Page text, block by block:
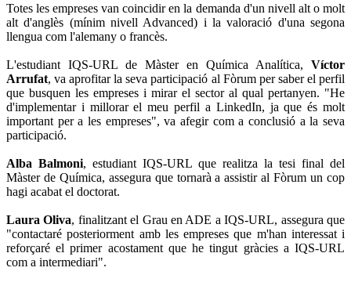
Totes les empreses van coincidir en la demanda d'un nivell alt o molt
alt d'anglès (mínim nivell Advanced) i la valoració d'una segona
llengua com l'alemany o francès.
L'estudiant IQS-URL de Màster en Química Analítica, Víctor
Arrufat, va aprofitar la seva participació al Fòrum per saber el perfil
que busquen les empreses i mirar el sector al qual pertanyen. "He
d'implementar i millorar el meu perfil a LinkedIn, ja que és molt
important per a les empreses", va afegir com a conclusió a la seva
participació.
Alba Balmoni, estudiant IQS-URL que realitza la tesi final del
Màster de Química, assegura que tornarà a assistir al Fòrum un cop
hagi acabat el doctorat.
Laura Oliva, finalitzant el Grau en ADE a IQS-URL, assegura que
"contactaré posteriorment amb les empreses que m'han interessat i
reforçaré el primer acostament que he tingut gràcies a IQS-URL
com a intermediari".